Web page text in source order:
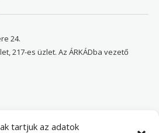
tartjuk az adatok
24.
217-es üzlet. Az ÁRKÁDba vezető